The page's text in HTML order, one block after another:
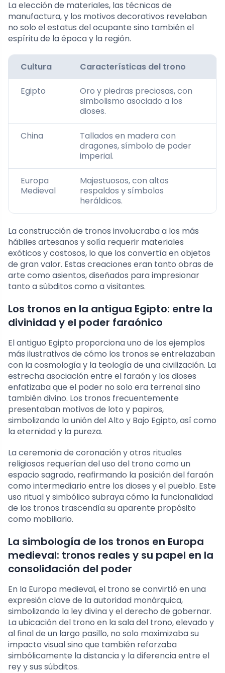
La elección de materiales, las técnicas de
manufactura, y los motivos decorativos revelaban
no solo el estatus del ocupante sino también el
espíritu de la época y la región.
Cultura Características del trono
Egipto
Oro y piedras preciosas, con
simbolismo asociado a los
dioses.
China
Tallados en madera con
dragones, símbolo de poder
imperial.
Europa
Medieval
Majestuosos, con altos
respaldos y símbolos
heráldicos.
La construcción de tronos involucraba a los más
hábiles artesanos y solía requerir materiales
exóticos y costosos, lo que los convertía en objetos
de gran valor. Estas creaciones eran tanto obras de
arte como asientos, diseñados para impresionar
tanto a súbditos como a visitantes.
Los tronos en la antigua Egipto: entre la
divinidad y el poder faraónico
El antiguo Egipto proporciona uno de los ejemplos
más ilustrativos de cómo los tronos se entrelazaban
con la cosmología y la teología de una civilización. La
estrecha asociación entre el faraón y los dioses
enfatizaba que el poder no solo era terrenal sino
también divino. Los tronos frecuentemente
presentaban motivos de loto y papiros,
simbolizando la unión del Alto y Bajo Egipto, así como
la eternidad y la pureza.
La ceremonia de coronación y otros rituales
religiosos requerían del uso del trono como un
espacio sagrado, reafirmando la posición del faraón
como intermediario entre los dioses y el pueblo. Este
uso ritual y simbólico subraya cómo la funcionalidad
de los tronos trascendía su aparente propósito
como mobiliario.
La simbología de los tronos en Europa
medieval: tronos reales y su papel en la
consolidación del poder
En la Europa medieval, el trono se convirtió en una
expresión clave de la autoridad monárquica,
simbolizando la ley divina y el derecho de gobernar.
La ubicación del trono en la sala del trono, elevado y
al final de un largo pasillo, no solo maximizaba su
impacto visual sino que también reforzaba
simbólicamente la distancia y la diferencia entre el
rey y sus súbditos.